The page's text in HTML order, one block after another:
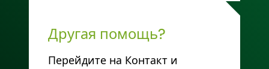
Другая помощь?
Перейдите на Контакт и